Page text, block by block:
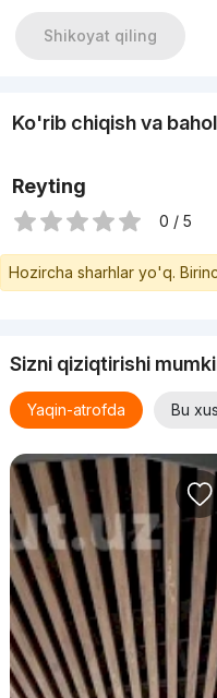
Shikoyat qiling
Ko'rib chiqish va
Reyting
0 / 5
Hozircha sharhlar yo'q.
Sizni qiziqtirishi
Yaqin-atrofda Bu